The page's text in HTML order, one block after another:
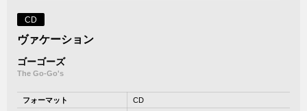
CD
ヴァケーション
ゴーゴーズ
The Go-Go's
フォーマット
CD